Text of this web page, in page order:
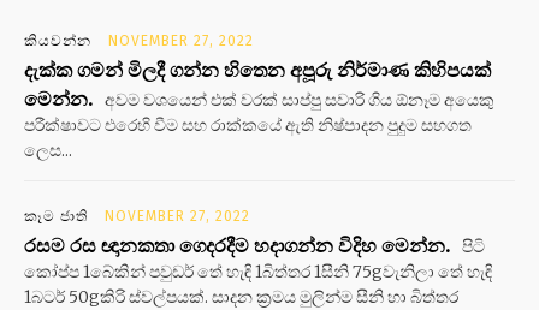
කියවන්න NOVEMBER 27, 2022
දැක්ක ගමන් මිලදී ගන්න හිතෙන අපූරු නිර්මාණ කිහිපයක්
මෙන්න. අවම වශයෙන් එක් වරක් සාප්පු සවාරි ගිය ඕනෑම අයෙකු
පරීක්ෂාවට එරෙහි වීම සහ රාක්කයේ ඇති නිෂ්පාදන පුදුම සහගත
ලෙස...
කෑම ජාති NOVEMBER 27, 2022
රසම රස ඥානකතා ගෙදරදීම හදාගන්න විදිහ මෙන්න. පිටි
කෝප්ප 1බේකින් පවුඩර් තේ හැඳි 1බිත්තර 1සීනි 75gවැනිලා තේ හැඳි
1බටර් 50gකිරි ස්වල්පයක්. සාදන ක්‍රමය මුලින්ම සීනි හා බිත්තර